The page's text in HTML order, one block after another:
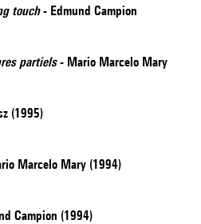
touch- Edmund Campion
partiels- Mario Marcelo Mary
(1995)
Marcelo Mary (1994)
Campion (1994)